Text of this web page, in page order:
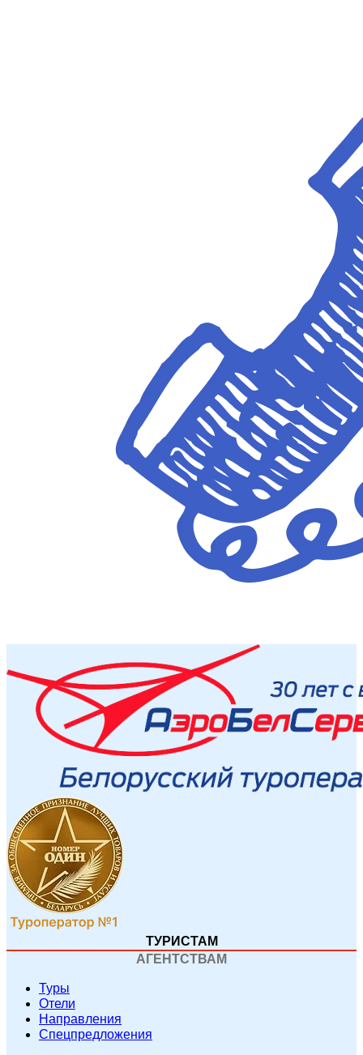
ТУРИСТАМ
АГЕНТСТВАМ
Туры
Отели
Направления
Спецпредложения